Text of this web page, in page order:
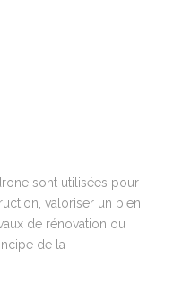
sont utilisées pour
valoriser un bien
de rénovation ou
de la